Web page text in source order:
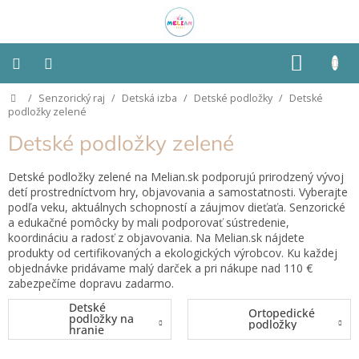
KOŠÍK
Montessori
Detská
izba
Senzorické
pomôcky
Hračky
podľa
typu
vlastností
Domov
/ Senzorický raj / Detská izba / Detské podložky / Detské
podložky zelené
Detské podložky zelené
Detské podložky zelené na Melian.sk podporujú prirodzený vývoj
detí prostredníctvom hry, objavovania a samostatnosti. Vyberajte
podľa veku, aktuálnych schopností a záujmov dieťaťa. Senzorické
a edukačné pomôcky by mali podporovať sústredenie,
koordináciu a radosť z objavovania. Na Melian.sk nájdete
produkty od certifikovaných a ekologických výrobcov. Ku každej
objednávke pridávame malý darček a pri nákupe nad 110 €
zabezpečíme dopravu zadarmo.
Detské
podložky na
hranie
Ortopedické
podložky